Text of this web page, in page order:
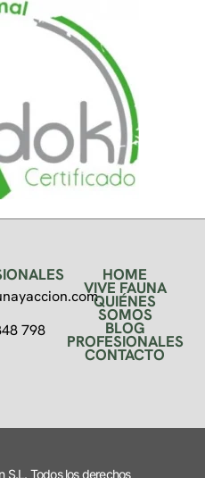
798
HOME
VIVE FAUNA
QUIÉNES
SOMOS
BLOG
PROFESIONALES
CONTACTO
Todos los derechos